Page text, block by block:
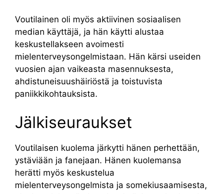
Voutilainen oli myös aktiivinen sosiaalisen
median käyttäjä, ja hän käytti alustaa
keskustellakseen avoimesti
mielenterveysongelmistaan. Hän kärsi useiden
vuosien ajan vaikeasta masennuksesta,
ahdistuneisuushäiriöstä ja toistuvista
paniikkikohtauksista.
Jälkiseuraukset
Voutilaisen kuolema järkytti hänen perhettään,
ystäviään ja fanejaan. Hänen kuolemansa
herätti myös keskustelua
mielenterveysongelmista ja somekiusaamisesta,